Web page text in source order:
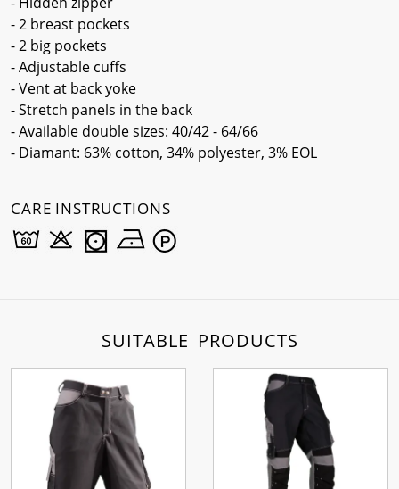
- 2 breast pockets
- 2 big pockets
- Adjustable cuffs
- Vent at back yoke
- Stretch panels in the back
- Available double sizes: 40/42 - 64/66
- Diamant: 63% cotton, 34% polyester, 3% EOL
CARE INSTRUCTIONS
SUITABLE PRODUCTS